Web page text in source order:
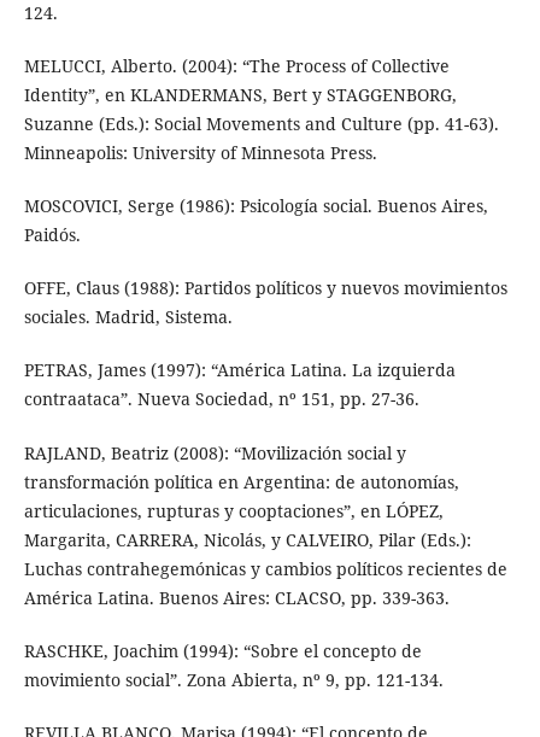
124.
MELUCCI, Alberto. (2004): “The Process of Collective
Identity”, en KLANDERMANS, Bert y STAGGENBORG,
Suzanne (Eds.): Social Movements and Culture (pp. 41-63).
Minneapolis: University of Minnesota Press.
MOSCOVICI, Serge (1986): Psicología social. Buenos Aires,
Paidós.
OFFE, Claus (1988): Partidos políticos y nuevos movimientos
sociales. Madrid, Sistema.
PETRAS, James (1997): “América Latina. La izquierda
contraataca”. Nueva Sociedad, nº 151, pp. 27-36.
RAJLAND, Beatriz (2008): “Movilización social y
transformación política en Argentina: de autonomías,
articulaciones, rupturas y cooptaciones”, en LÓPEZ,
Margarita, CARRERA, Nicolás, y CALVEIRO, Pilar (Eds.):
Luchas contrahegemónicas y cambios políticos recientes de
América Latina. Buenos Aires: CLACSO, pp. 339-363.
RASCHKE, Joachim (1994): “Sobre el concepto de
movimiento social”. Zona Abierta, nº 9, pp. 121-134.
REVILLA BLANCO, Marisa (1994): “El concepto de